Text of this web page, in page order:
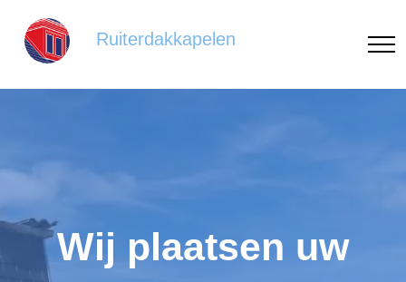
Ruiterdakkapelen
Wij plaatsen uw